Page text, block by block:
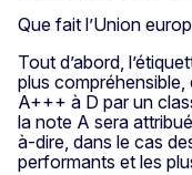
Que fait l’Union
Tout d’abord,
plus
A+++ à D par un
la note A sera
à-dire, dans le cas
performants et les